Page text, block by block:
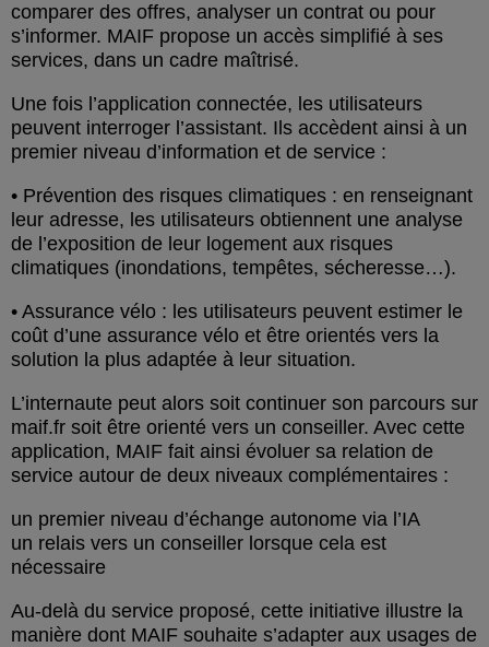
comparer des offres, analyser un contrat ou pour
s’informer. MAIF propose un accès simplifié à ses
services, dans un cadre maîtrisé.
Une fois l’application connectée, les utilisateurs
peuvent interroger l’assistant. Ils accèdent ainsi à un
premier niveau d’information et de service :
• Prévention des risques climatiques : en renseignant
leur adresse, les utilisateurs obtiennent une analyse
de l’exposition de leur logement aux risques
climatiques (inondations, tempêtes, sécheresse…).
• Assurance vélo : les utilisateurs peuvent estimer le
coût d’une assurance vélo et être orientés vers la
solution la plus adaptée à leur situation.
L’internaute peut alors soit continuer son parcours sur
maif.fr soit être orienté vers un conseiller. Avec cette
application, MAIF fait ainsi évoluer sa relation de
service autour de deux niveaux complémentaires :
un premier niveau d’échange autonome via l’IA
un relais vers un conseiller lorsque cela est
nécessaire
Au-delà du service proposé, cette initiative illustre la
manière dont MAIF souhaite s’adapter aux usages de